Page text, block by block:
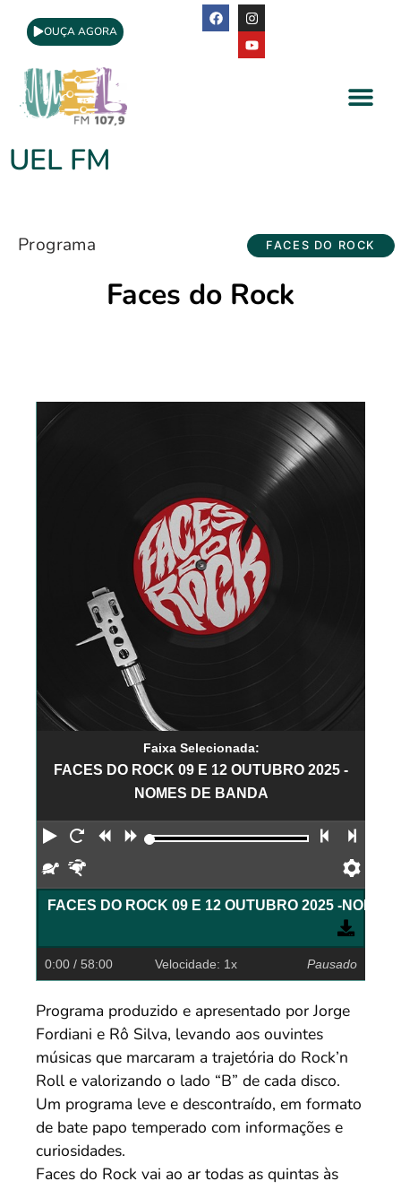
OUÇA AGORA
UEL FM
Programa FACES DO ROCK
Faces do Rock
Faixa Selecionada:
FACES DO ROCK 09 E 12 OUTUBRO 2025 -
NOMES DE BANDA
Reproduzir
Reiniciar
Retroceder
Avançar Faixa
Devagar
FACES DO ROCK 09 E 12
0:00 / 58:00 Velocidade: 1x Pausado
Programa produzido e apresentado por Jorge
Fordiani e Rô Silva, levando aos ouvintes
músicas que marcaram a trajetória do Rock’n
Roll e valorizando o lado “B” de cada disco.
Um programa leve e descontraído, em formato
de bate papo temperado com informações e
curiosidades.
Faces do Rock vai ao ar todas as quintas às